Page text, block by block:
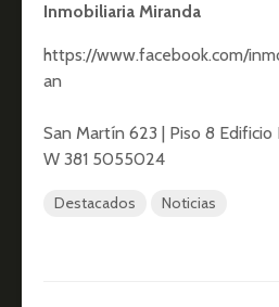
Inmobiliaria Miranda
https://www.facebook.com/
an
San Martín 623 | Piso 8 Edificio
W 381 5055024
Destacados Noticias